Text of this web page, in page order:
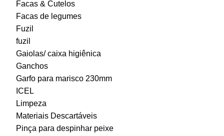
Facas & Cutelos
Facas de legumes
Fuzil
fuzil
Gaiolas/ caixa higiênica
Ganchos
Garfo para marisco 230mm
ICEL
Limpeza
Materiais Descartáveis
Pinça para despinhar peixe